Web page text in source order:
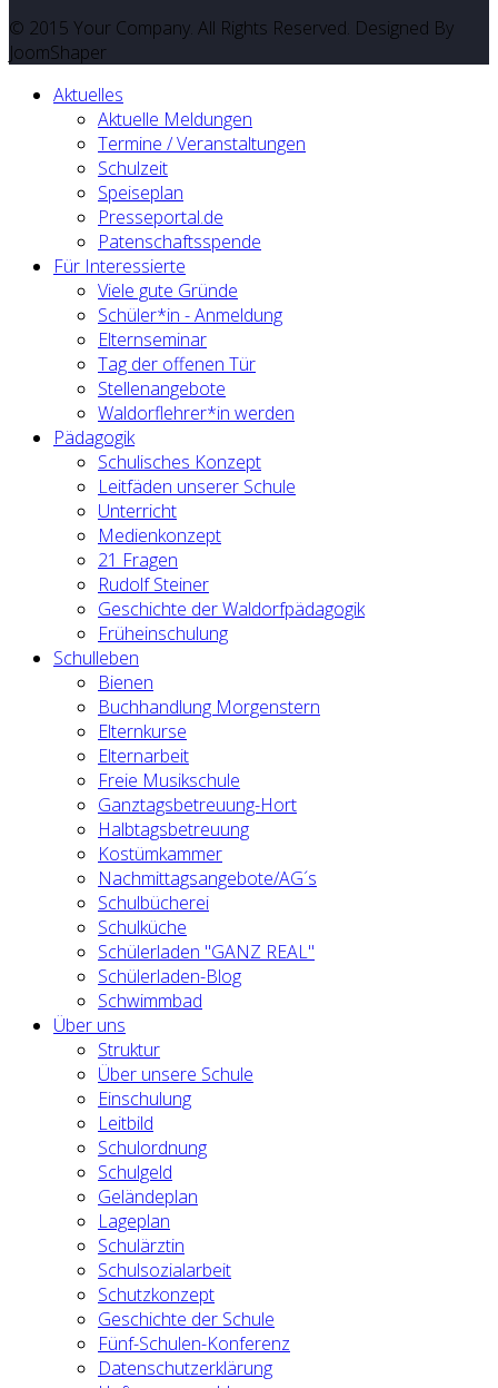
© 2015 Your Company. All Rights Reserved. Designed By
JoomShaper
Aktuelles
Aktuelle Meldungen
Termine / Veranstaltungen
Schulzeit
Speiseplan
Presseportal.de
Patenschaftsspende
Für Interessierte
Viele gute Gründe
Schüler*in - Anmeldung
Elternseminar
Tag der offenen Tür
Stellenangebote
Waldorflehrer*in werden
Pädagogik
Schulisches Konzept
Leitfäden unserer Schule
Unterricht
Medienkonzept
21 Fragen
Rudolf Steiner
Geschichte der Waldorfpädagogik
Früheinschulung
Schulleben
Bienen
Buchhandlung Morgenstern
Elternkurse
Elternarbeit
Freie Musikschule
Ganztagsbetreuung-Hort
Halbtagsbetreuung
Kostümkammer
Nachmittagsangebote/AG´s
Schulbücherei
Schulküche
Schülerladen "GANZ REAL"
Schülerladen-Blog
Schwimmbad
Über uns
Struktur
Über unsere Schule
Einschulung
Leitbild
Schulordnung
Schulgeld
Geländeplan
Lageplan
Schulärztin
Schulsozialarbeit
Schutzkonzept
Geschichte der Schule
Fünf-Schulen-Konferenz
Datenschutzerklärung